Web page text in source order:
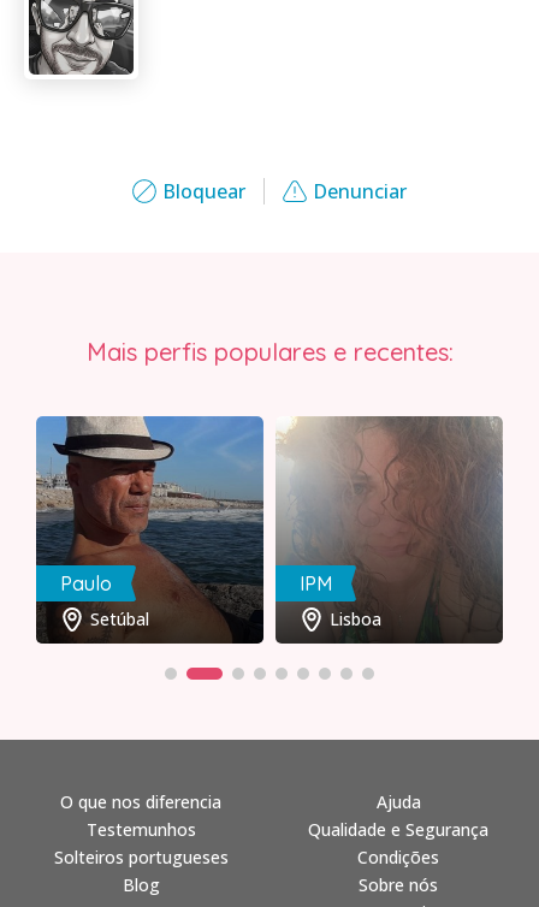
Bloquear Denunciar
Mais perfis populares e recentes:
Paulo
Setúbal
IPM
Lisboa
O que nos diferencia
Testemunhos
Solteiros portugueses
Blog
Ajuda
Qualidade e Segurança
Condições
Sobre nós